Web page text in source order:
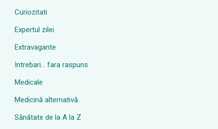
Curiozitati
Expertul zilei
Extravagante
Intrebari… fara raspuns
Medicale
Medicină alternativă
Sănătate de la A la Z